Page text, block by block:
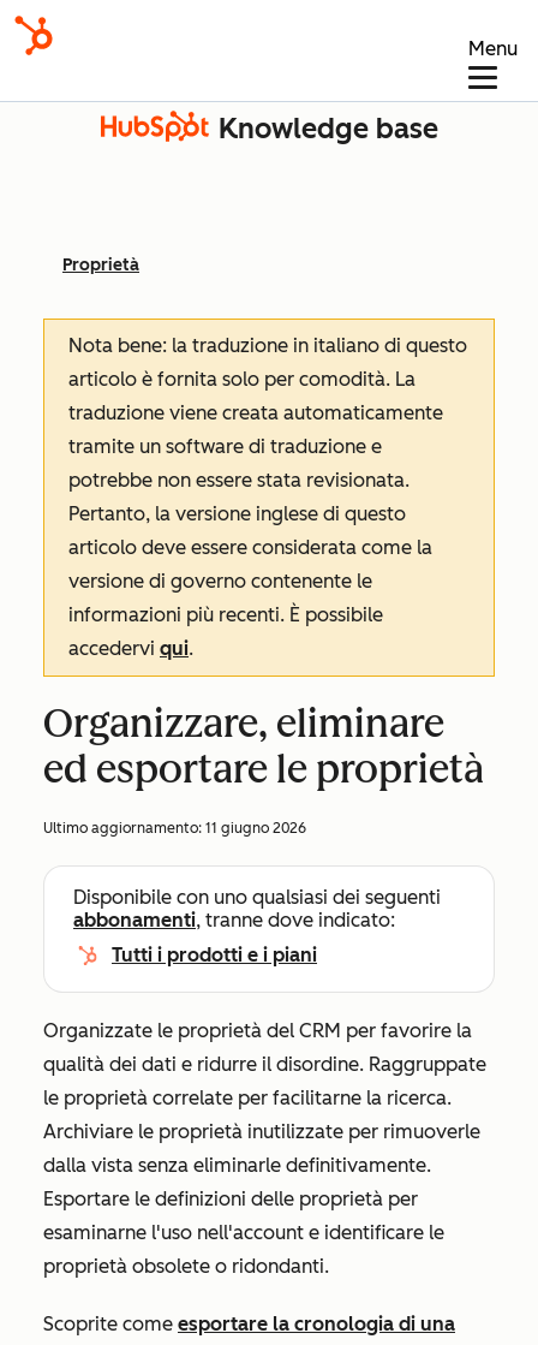
Menu
Knowledge base
Proprietà
Nota bene: la traduzione in italiano di questo
articolo è fornita solo per comodità. La
traduzione viene creata automaticamente
tramite un software di traduzione e
potrebbe non essere stata revisionata.
Pertanto, la versione inglese di questo
articolo deve essere considerata come la
versione di governo contenente le
informazioni più recenti. È possibile
accedervi qui.
Organizzare, eliminare
ed esportare le proprietà
Ultimo aggiornamento: 11 giugno 2026
Disponibile con uno qualsiasi dei seguenti
abbonamenti, tranne dove indicato:
Tutti i prodotti e i piani
Organizzate le proprietà del CRM per favorire la
qualità dei dati e ridurre il disordine. Raggruppate
le proprietà correlate per facilitarne la ricerca.
Archiviare le proprietà inutilizzate per rimuoverle
dalla vista senza eliminarle definitivamente.
Esportare le definizioni delle proprietà per
esaminarne l'uso nell'account e identificare le
proprietà obsolete o ridondanti.
Scoprite come esportare la cronologia di una